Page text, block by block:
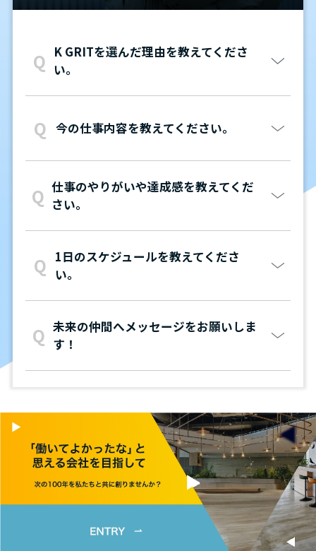
K GRITを選んだ理由を教えてくださ
い。
今の仕事内容を教えてください。
仕事のやりがいや達成感を教えてくだ
さい。
1日のスケジュールを教えてくださ
い。
未来の仲間へメッセージをお願いしま
す！